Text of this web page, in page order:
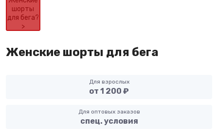
Женские шорты для бега
Для взрослых
от 1 200 ₽
Для оптовых заказов
спец. условия